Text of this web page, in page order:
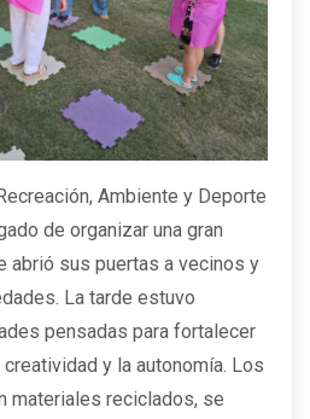
Ambiente y Deporte
de organizar una gran
abrió sus puertas a vecinos y
La tarde estuvo
pensadas para fortalecer
y la autonomía. Los
materiales reciclados, se